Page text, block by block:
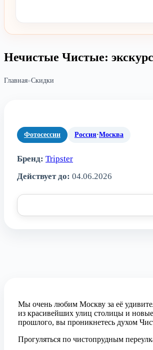
Нечистые Чистые:
Главная»Скидки
Фотосессии Россия·Москва
Бренд: Tripster
Действует до: 04.06.2026
Мы очень любим Москву за её
из красивейших улиц столицы и
прошлого, вы проникнетесь духом
Прогуляться по чистопрудным